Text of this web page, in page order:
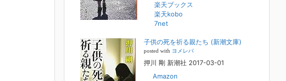
FBS福岡放送『目撃者f』出演情報
本日（日曜）深夜1時25分～FBS福岡放送『目撃者f』で、
（株）トキワ精神保健事務所 所長 押川剛の活動を追った
ドキュメンタリーが放送されます。「俺がつなげてやる～コ
ワモテ“説得屋”の生き様～」続きを
楽天ブックス
楽天kobo
7net
子供の死を祈る親たち (新潮文庫)
posted with ヨメレバ
押川 剛 新潮社 2017-03-01
Amazon